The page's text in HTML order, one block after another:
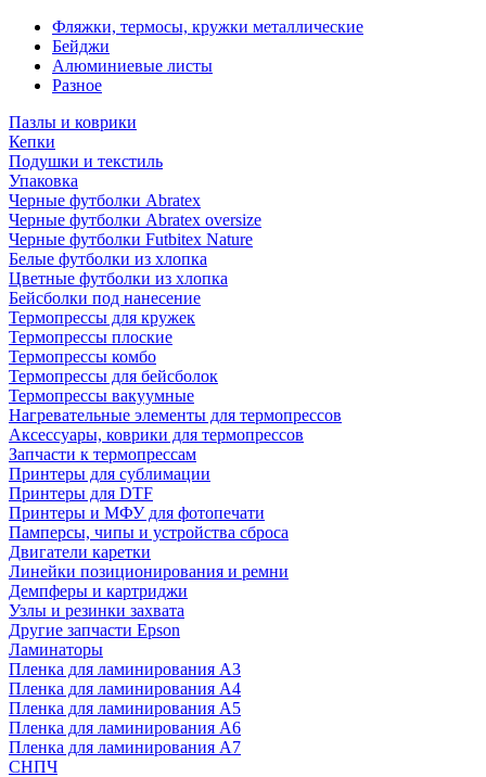
Фляжки, термосы, кружки металлические
Бейджи
Алюминиевые листы
Разное
Пазлы и коврики
Кепки
Подушки и текстиль
Упаковка
Черные футболки Abratex
Черные футболки Abratex oversize
Черные футболки Futbitex Nature
Белые футболки из хлопка
Цветные футболки из хлопка
Бейсболки под нанесение
Термопрессы для кружек
Термопрессы плоские
Термопрессы комбо
Термопрессы для бейсболок
Термопрессы вакуумные
Нагревательные элементы для термопрессов
Аксессуары, коврики для термопрессов
Запчасти к термопрессам
Принтеры для сублимации
Принтеры для DTF
Принтеры и МФУ для фотопечати
Памперсы, чипы и устройства сброса
Двигатели каретки
Линейки позиционирования и ремни
Демпферы и картриджи
Узлы и резинки захвата
Другие запчасти Epson
Ламинаторы
Пленка для ламинирования А3
Пленка для ламинирования А4
Пленка для ламинирования А5
Пленка для ламинирования А6
Пленка для ламинирования А7
СНПЧ